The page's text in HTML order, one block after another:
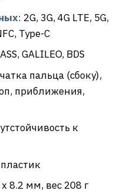
: 2G, 3G, 4G LTE, 5G,
Type-C
GALILEO, BDS
пальца (сбоку),
приближения,
к
8.2 мм, вес 208 г